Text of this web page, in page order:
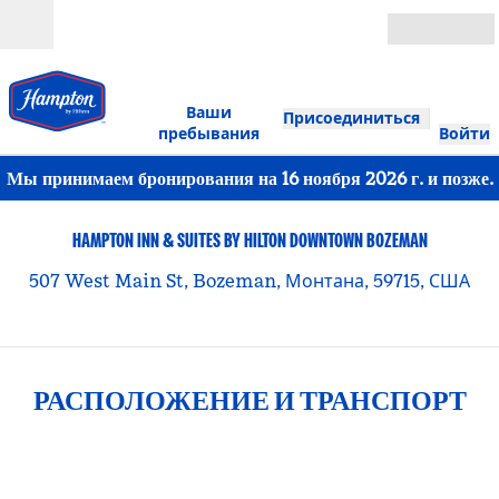
Ваши
пребывания
Присоединиться
Войти
Мы принимаем бронирования на 16 ноября 2026 г. и позже.
HAMPTON INN & SUITES BY HILTON DOWNTOWN BOZEMAN
507 West Main St, Bozeman, Монтана, 59715, США
РАСПОЛОЖЕНИЕ И ТРАНСПОРТ